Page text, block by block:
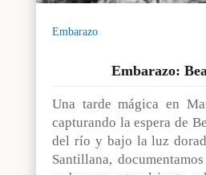
Embarazo
Embarazo:
Una tarde mágica en
capturando la espera de
del río y bajo la luz
Santillana,